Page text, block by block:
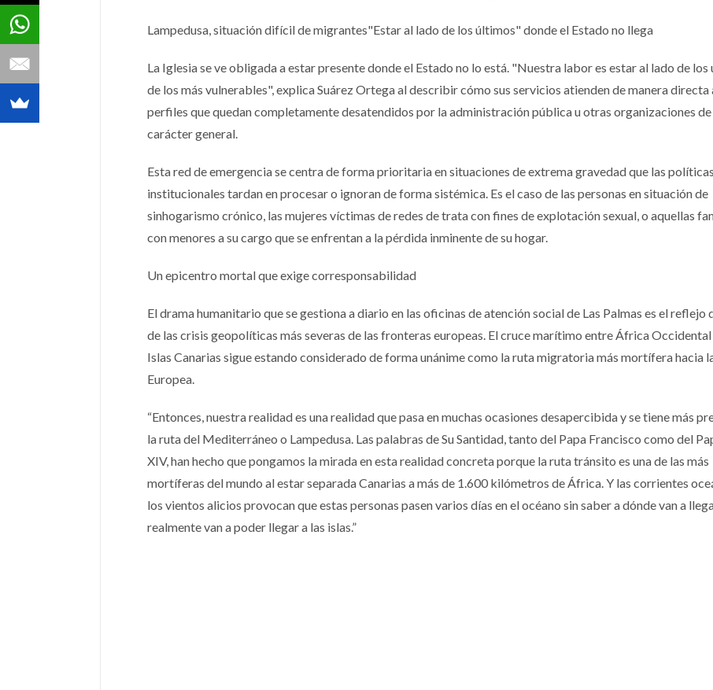
Lampedusa, situación difícil de migrantes"Estar al lado de los últimos" donde el Estado no llega
La Iglesia se ve obligada a estar presente donde el Estado no lo está. "Nuestra labor es estar al lado de los
de los más vulnerables", explica Suárez Ortega al describir cómo sus servicios atienden de manera directa
perfiles que quedan completamente desatendidos por la administración pública u otras organizaciones de
carácter general.
Esta red de emergencia se centra de forma prioritaria en situaciones de extrema gravedad que las políticas
institucionales tardan en procesar o ignoran de forma sistémica. Es el caso de las personas en situación de
sinhogarismo crónico, las mujeres víctimas de redes de trata con fines de explotación sexual, o aquellas
con menores a su cargo que se enfrentan a la pérdida inminente de su hogar.
Un epicentro mortal que exige corresponsabilidad
El drama humanitario que se gestiona a diario en las oficinas de atención social de Las Palmas es el reflejo
de las crisis geopolíticas más severas de las fronteras europeas. El cruce marítimo entre África Occidental
Islas Canarias sigue estando considerado de forma unánime como la ruta migratoria más mortífera hacia
Europea.
“Entonces, nuestra realidad es una realidad que pasa en muchas ocasiones desapercibida y se tiene más
la ruta del Mediterráneo o Lampedusa. Las palabras de Su Santidad, tanto del Papa Francisco como del
XIV, han hecho que pongamos la mirada en esta realidad concreta porque la ruta tránsito es una de las más
mortíferas del mundo al estar separada Canarias a más de 1.600 kilómetros de África. Y las corrientes
los vientos alicios provocan que estas personas pasen varios días en el océano sin saber a dónde van a
realmente van a poder llegar a las islas.”